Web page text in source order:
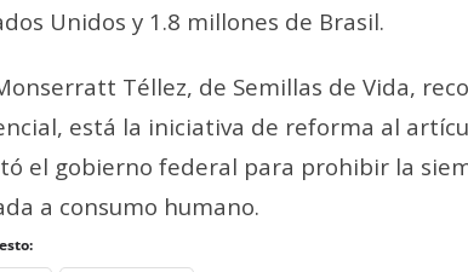
Unidos y 1.8 millones de Brasil.
Téllez, de Semillas de Vida,
está la iniciativa de reforma al
el gobierno federal para prohibir la
a consumo humano.